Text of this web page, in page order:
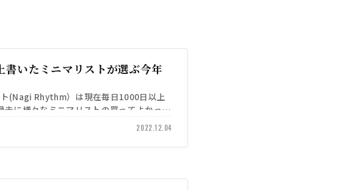
書いたミニマリストが選ぶ今年
(Nagi Rhythm）は現在毎日1000日以上
に様々なミニマリストの買ってよかった
てご紹介をさせ…
2022.12.04